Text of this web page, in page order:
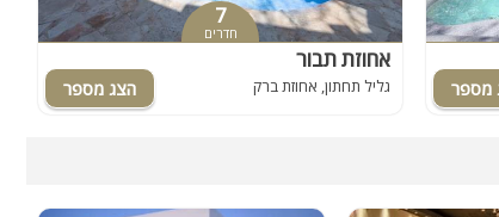
7
חדרים
אחוזת תבור
גליל תחתון, אחוזת ברק